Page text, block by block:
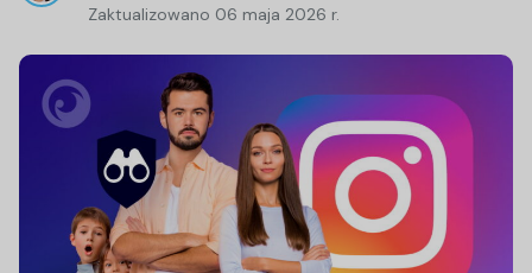
Zaktualizowano 06 maja 2026 r.